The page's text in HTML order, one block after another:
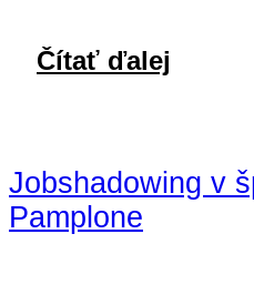
Čítať ďalej
Jobshadowing v
Pamplone